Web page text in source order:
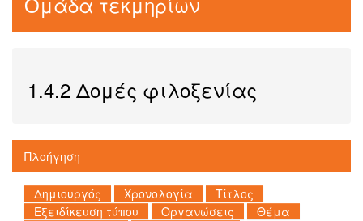
1.4.2 Δομές φιλοξενίας
Πλοήγηση